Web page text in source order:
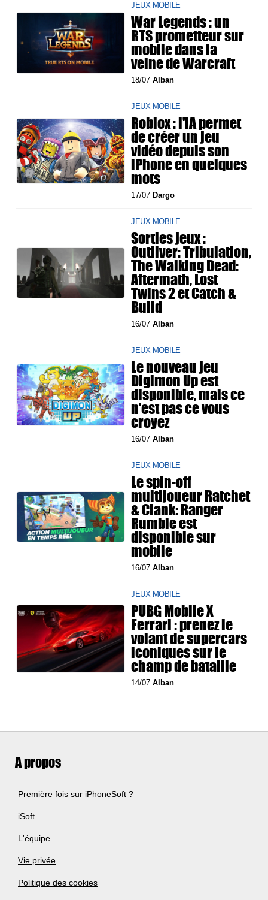
JEUX MOBILE
War Legends : un
RTS prometteur sur
mobile dans la
veine de Warcraft
18/07Alban
JEUX MOBILE
Roblox : l'IA permet
de créer un jeu
vidéo depuis son
iPhone en quelques
mots
17/07 Dargo
JEUX MOBILE
Sorties jeux :
Outliver: Tribulation,
The Walking Dead:
Aftermath, Lost
Twins 2 et Catch &
Build
16/07Alban
JEUX MOBILE
Le nouveau jeu
Digimon Up est
disponible, mais ce
n'est pas ce vous
croyez
16/07Alban
JEUX MOBILE
Le spin-off
multijoueur Ratchet
& Clank: Ranger
Rumble est
disponible sur
mobile
16/07Alban
JEUX MOBILE
PUBG Mobile X
Ferrari : prenez le
volant de supercars
iconiques sur le
champ de bataille
14/07Alban
A propos
Première fois sur iPhoneSoft ?
iSoft
L'équipe
Vie privée
Politique des cookies